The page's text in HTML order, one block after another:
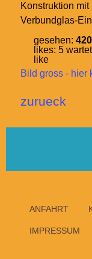
Konstruktion mit
Verbundglas-
gesehen:
likes: 5
like
Bild gross - hier
zurueck
ANFAHRT
IMPRESSUM